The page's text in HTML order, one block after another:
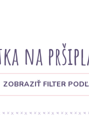
na
ZOBRAZIŤ FILTER